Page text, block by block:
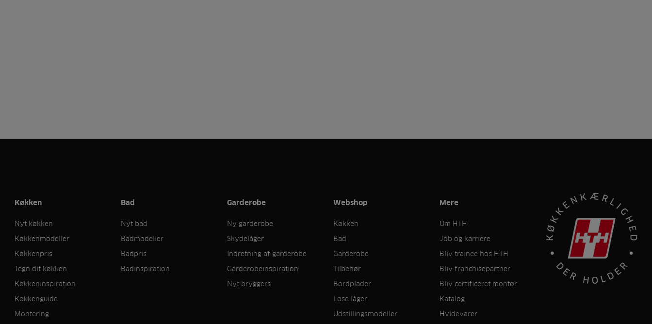
Køkken
Nyt køkken
Køkkenmodeller
Køkkenpris
Tegn dit køkken
Køkkeninspiration
Køkkenguide
Montering
Bad
Nyt bad
Badmodeller
Badpris
Badinspiration
Garderobe
Ny garderobe
Skydelåger
Indretning af garderobe
Garderobeinspiration
Nyt bryggers
Webshop
Køkken
Bad
Garderobe
Tilbehør
Bordplader
Løse låger
Udstillingsmodeller
Mere
Om HTH
Job og karriere
Bliv trainee hos HTH
Bliv franchisepartner
Bliv certificeret montør
Katalog
Hvidevarer